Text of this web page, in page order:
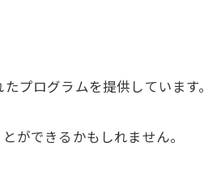
プログラムを提供しています。
ができるかもしれません。